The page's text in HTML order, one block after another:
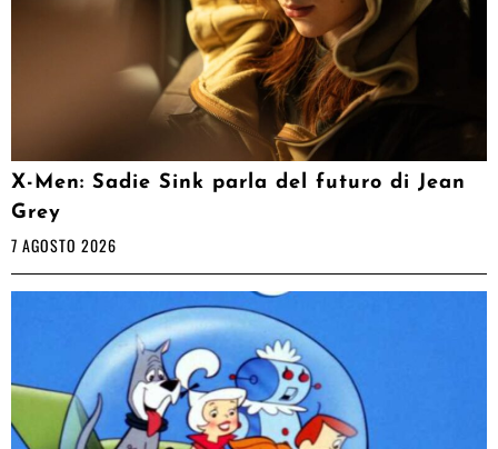
X-Men: Sadie Sink parla del futuro di Jean
Grey
7 AGOSTO 2026